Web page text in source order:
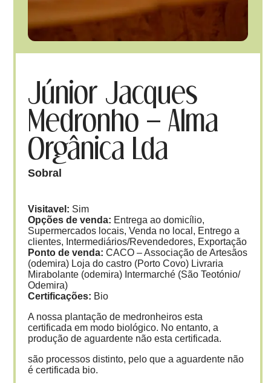
Júnior Jacques
Medronho – Alma
Orgânica Lda
Sobral
Visitavel: Sim
Opções de venda: Entrega ao domicílio,
Supermercados locais, Venda no local, Entrego a
clientes, Intermediários/Revendedores, Exportação
Ponto de venda: CACO – Associação de Artesãos
(odemira) Loja do castro (Porto Covo) Livraria
Mirabolante (odemira) Intermarché (São Teotónio/
Odemira)
Certificações: Bio
A nossa plantação de medronheiros esta
certificada em modo biológico. No entanto, a
produção de aguardente não esta certificada.
são processos distinto, pelo que a aguardente não
é certificada bio.